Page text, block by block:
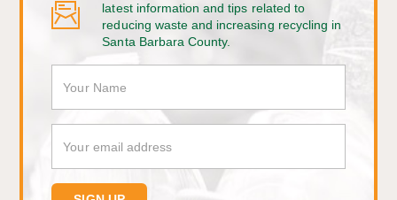
latest information and tips related to
reducing waste and increasing recycling in
Santa Barbara County.